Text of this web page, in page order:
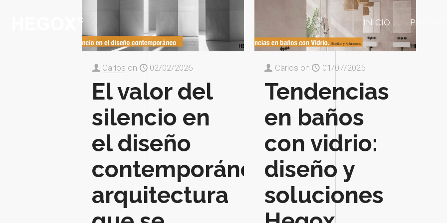
INICIO
Carlos on 02/02/2026
El valor del
silencio en
el diseño
contemporáneo:
arquitectura
Carlos on 01/07/2025
Tendencias
en baños
con vidrio:
diseño y
soluciones